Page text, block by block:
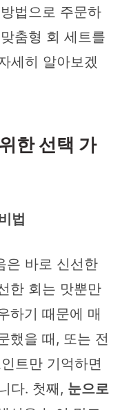
법으로 주문하
춤형 회 세트를
세히 알아보겠
한 선택 가
법
은 바로 신선한
한 회는 맛뿐만
하기 때문에 매
했을 때, 또는 전
트만 기억하면
다. 첫째, 눈으로